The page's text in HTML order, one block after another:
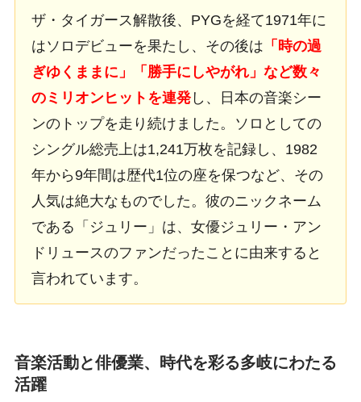
ザ・タイガース解散後、PYGを経て1971年に
はソロデビューを果たし、その後は 「時の過
ぎゆくままに」「勝手にしやがれ」など数々
のミリオンヒットを連発し、日本の音楽シー
ンのトップを走り続けました。ソロとしての
シングル総売上は1,241万枚を記録し、1982
年から9年間は歴代1位の座を保つなど、その
人気は絶大なものでした。彼のニックネーム
である「ジュリー」は、女優ジュリー・アン
ドリュースのファンだったことに由来すると
言われています。
音楽活動と俳優業、時代を彩る多岐にわたる
活躍